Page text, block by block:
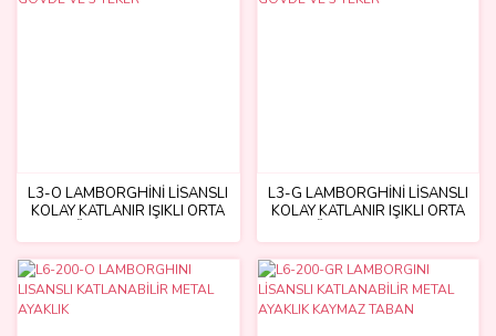
L3-O LAMBORGHİNİ LİSANSLI
KOLAY KATLANIR IŞIKLI ORTA
L3-G LAMBORGHİNİ LİSANSLI
KOLAY KATLANIR IŞIKLI ORTA